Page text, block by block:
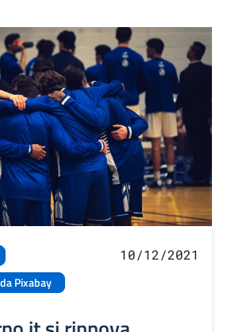
Pixabay
10/12/2021